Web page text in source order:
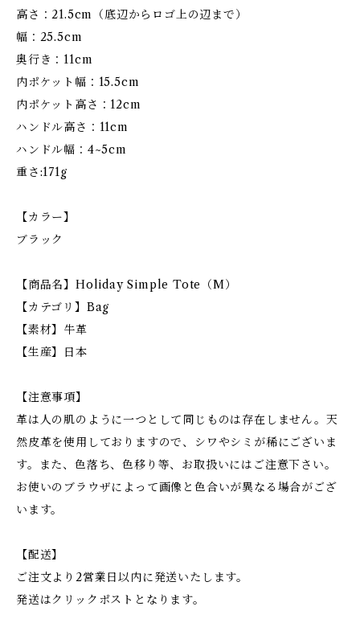
高さ：21.5cm（底辺からロゴ上の辺まで）
幅：25.5cm
奥行き：11cm
内ポケット幅：15.5cm
内ポケット高さ：12cm
ハンドル高さ：11cm
ハンドル幅：4~5cm
重さ:171g
【カラー】
ブラック
【商品名】Holiday Simple Tote（M）
【カテゴリ】Bag
【素材】牛革
【生産】日本
【注意事項】
革は人の肌のように一つとして同じものは存在しません。天
然皮革を使用しておりますので、シワやシミが稀にございま
す。また、色落ち、色移り等、お取扱いにはご注意下さい。
お使いのブラウザによって画像と色合いが異なる場合がござ
います。
【配送】
ご注文より2営業日以内に発送いたします。
発送はクリックポストとなります。